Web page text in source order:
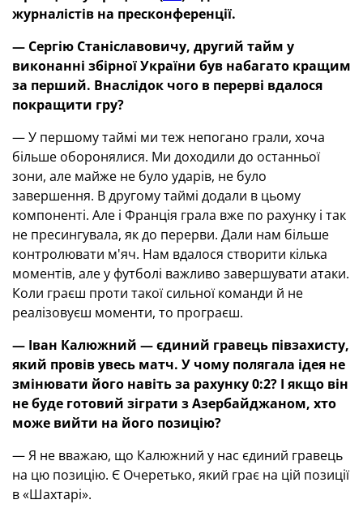
журналістів на пресконференції.
— Сергію Станіславовичу, другий тайм у
виконанні збірної України був набагато кращим
за перший. Внаслідок чого в перерві вдалося
покращити гру?
— У першому таймі ми теж непогано грали, хоча
більше оборонялися. Ми доходили до останньої
зони, але майже не було ударів, не було
завершення. В другому таймі додали в цьому
компоненті. Але і Франція грала вже по рахунку і так
не пресингувала, як до перерви. Дали нам більше
контролювати м'яч. Нам вдалося створити кілька
моментів, але у футболі важливо завершувати атаки.
Коли граєш проти такої сильної команди й не
реалізовуєш моменти, то програєш.
— Іван Калюжний — єдиний гравець півзахисту,
який провів увесь матч. У чому полягала ідея не
змінювати його навіть за рахунку 0:2? І якщо він
не буде готовий зіграти з Азербайджаном, хто
може вийти на його позицію?
— Я не вважаю, що Калюжний у нас єдиний гравець
на цю позицію. Є Очеретько, який грає на цій позиції
в «Шахтарі».